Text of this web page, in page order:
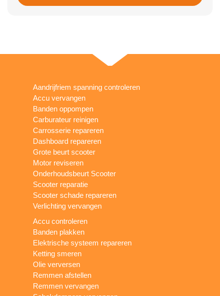
Aandrijfriem spanning controleren
Accu vervangen
Banden oppompen
Carburateur reinigen
Carrosserie repareren
Dashboard repareren
Grote beurt scooter
Motor reviseren
Onderhoudsbeurt Scooter
Scooter reparatie
Scooter schade repareren
Verlichting vervangen
Accu controleren
Banden plakken
Elektrische systeem repareren
Ketting smeren
Olie verversen
Remmen afstellen
Remmen vervangen